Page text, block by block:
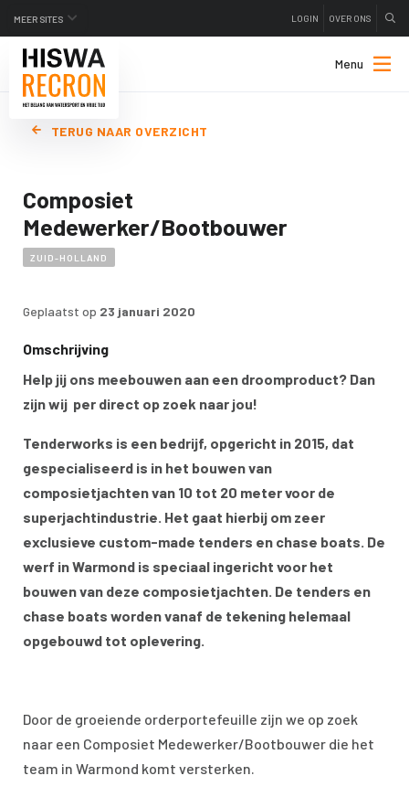
MEER SITES LOGIN OVER ONS
Menu
TERUG NAAR OVERZICHT
Composiet
Medewerker/Bootbouwer
ZUID-HOLLAND
Geplaatst op 23 januari 2020
Omschrijving
Help jij ons meebouwen aan een droomproduct? Dan
zijn wij per direct op zoek naar jou!
Tenderworks is een bedrijf, opgericht in 2015, dat
gespecialiseerd is in het bouwen van
composietjachten van 10 tot 20 meter voor de
superjachtindustrie. Het gaat hierbij om zeer
exclusieve custom-made tenders en chase boats. De
werf in Warmond is speciaal ingericht voor het
bouwen van deze composietjachten. De tenders en
chase boats worden vanaf de tekening helemaal
opgebouwd tot oplevering.
Door de groeiende orderportefeuille zijn we op zoek
naar een Composiet Medewerker/Bootbouwer die het
team in Warmond komt versterken.